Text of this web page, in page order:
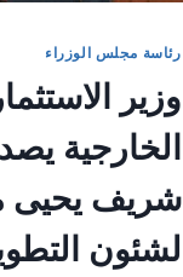
رئاسة مجلس الوزراء
وزير
الخارجية
شريف يحيى
لشئون